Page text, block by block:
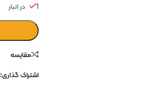
1 در انبار
مقایسه
اشتراک گذاری: